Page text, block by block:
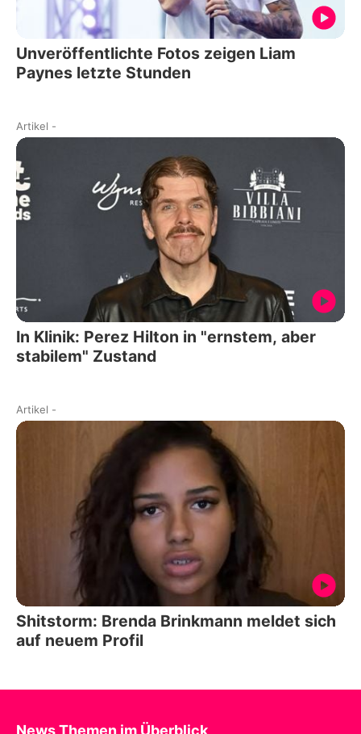
Unveröffentlichte Fotos zeigen Liam
Paynes letzte Stunden
Artikel -
In Klinik: Perez Hilton in "ernstem, aber
stabilem" Zustand
Artikel -
Shitstorm: Brenda Brinkmann meldet sich
auf neuem Profil
News Themen im Überblick